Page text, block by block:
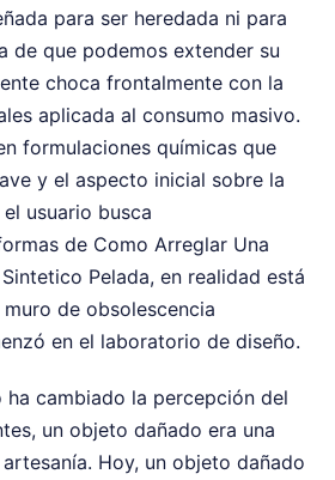
para ser heredada ni para
de que podemos extender su
choca frontalmente con la
aplicada al consumo masivo.
formulaciones químicas que
y el aspecto inicial sobre la
usuario busca
de Como Arreglar Una
Pelada, en realidad está
de obsolescencia
en el laboratorio de diseño.
cambiado la percepción del
un objeto dañado era una
Hoy, un objeto dañado